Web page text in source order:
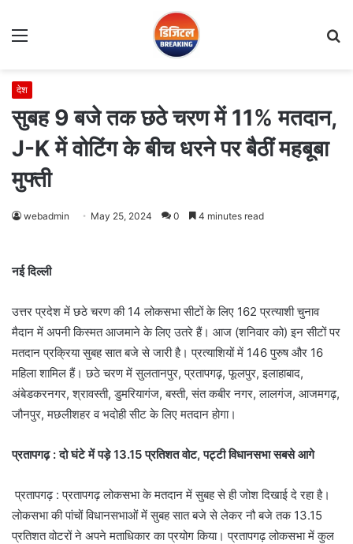
Menu
देश
सुबह 9 बजे तक छठे चरण में 11% मतदान,
J-K में वोटिंग के बीच धरने पर बैठीं महबूबा
मुफ्ती
webadmin May 25, 2024 0 4 minutes read
नई दिल्ली
उत्तर प्रदेश में छठे चरण की 14 लोकसभा सीटों के लिए 162 प्रत्याशी चुनाव
मैदान में अपनी किस्मत आजमाने के लिए उतरे हैं। आज (शनिवार को) इन सीटों पर
मतदान प्रक्रिया सुबह सात बजे से जारी है। प्रत्याशियों में 146 पुरुष और 16
महिला शामिल हैं। छठे चरण में सुलतानपुर, प्रतापगढ़, फूलपुर, इलाहाबाद,
अंबेडकरनगर, श्रावस्ती, डुमरियागंज, बस्ती, संत कबीर नगर, लालगंज, आजमगढ़,
जौनपुर, मछलीशहर व भदोही सीट के लिए मतदान होगा।
प्रतापगढ़ : दो घंटे में पड़े 13.15 प्रतिशत वोट, पट्टी विधानसभा सबसे आगे
प्रतापगढ़ : प्रतापगढ़ लोकसभा के मतदान में सुबह से ही जोश दिखाई दे रहा है।
लोकसभा की पांचों विधानसभाओं में सुबह सात बजे से लेकर नौ बजे तक 13.15
प्रतिशत वोटरों ने अपने मताधिकार का प्रयोग किया। प्रतापगढ़ लोकसभा में कुल